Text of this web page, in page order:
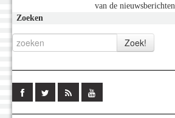
van de nieuwsberichten.
Zoeken